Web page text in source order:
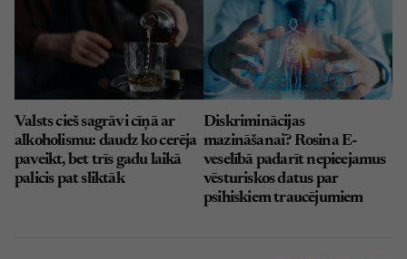
Valsts cieš sagrāvi cīņā ar
alkoholismu: daudz ko cerēja
paveikt, bet trīs gadu laikā
palicis pat sliktāk
Diskriminācijas
mazināšanai? Rosina E-
veselībā padarīt nepieejamus
vēsturiskos datus par
psihiskiem traucējumiem